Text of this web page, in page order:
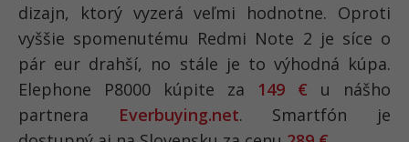
dizajn, ktorý vyzerá veľmi hodnotne. Oproti
vyššie spomenutému Redmi Note 2 je síce o
pár eur drahší, no stále je to výhodná kúpa.
Elephone P8000 kúpite za 149 € u nášho
partnera Everbuying.net. Smartfón je